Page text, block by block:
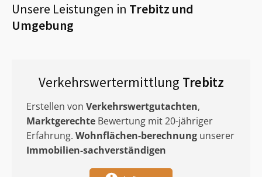
Unsere Leistungen in Trebitz und
Umgebung
Verkehrswertermittlung Trebitz
Erstellen von Verkehrswertgutachten,
Marktgerechte Bewertung mit 20-jähriger
Erfahrung. Wohnflächen-berechnung unserer
Immobilien-sachverständigen